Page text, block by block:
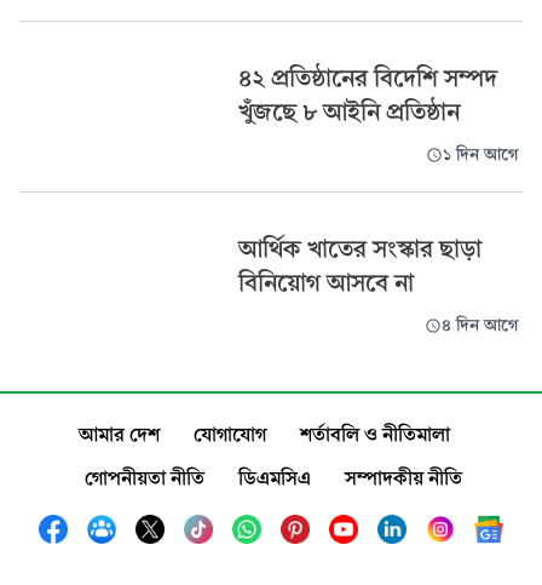
৪২ প্রতিষ্ঠানের বিদেশি সম্পদ
খুঁজছে ৮ আইনি প্রতিষ্ঠান
১ দিন আগে
আর্থিক খাতের সংস্কার ছাড়া
বিনিয়োগ আসবে না
৪ দিন আগে
আমার দেশ যোগাযোগ
শর্তাবলি ও নীতিমালা
গোপনীয়তা নীতি
ডিএমসিএ সম্পাদকীয় নীতি